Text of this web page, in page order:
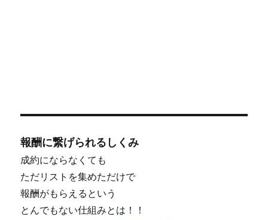
報酬に繋げられるしくみ
成約にならなくても
ただリストを集めただけで
報酬がもらえるという
とんでもない仕組みとは！！